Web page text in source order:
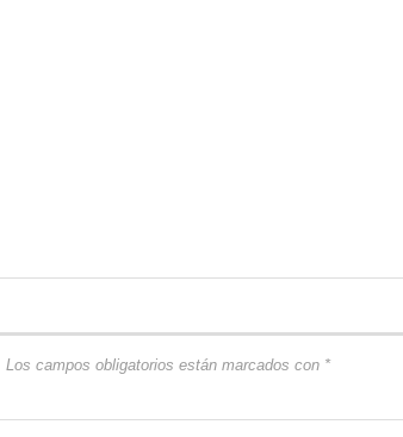
Los campos obligatorios están marcados con *